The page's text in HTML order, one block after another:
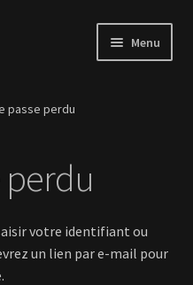
Menu
passe perdu
perdu
votre identifiant ou
un lien par e-mail pour